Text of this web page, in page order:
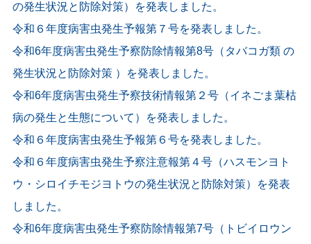
の発生状況と防除対策）を発表しました。
令和６年度病害虫発生予報第７号を発表しました。
令和6年度病害虫発生予察防除情報第8号（タバコガ類 の
発生状況と防除対策 ）を発表しました。
令和6年度病害虫発生予察技術情報第２号（イネごま葉枯
病の発生と生態について）を発表しました。
令和６年度病害虫発生予報第６号を発表しました。
令和６年度病害虫発生予察注意報第４号（ハスモンヨト
ウ・シロイチモジヨトウの発生状況と防除対策）を発表
しました。
令和6年度病害虫発生予察防除情報第7号（トビイロウン